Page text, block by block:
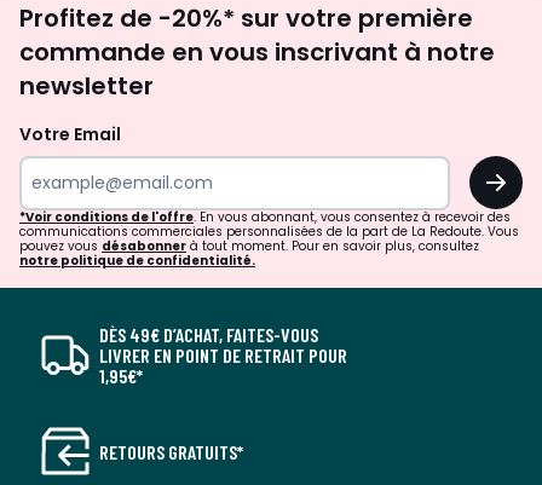
newsletter
Profitez de -20%* sur votre première
commande en vous inscrivant à notre
newsletter
Votre Email
OK
*Voir conditions de l'offre. En vous abonnant, vous consentez à recevoir des
communications commerciales personnalisées de la part de La Redoute. Vous
pouvez vous désabonner à tout moment. Pour en savoir plus, consultez
notre politique de confidentialité.
DÈS 49€ D’ACHAT, FAITES-VOUS
LIVRER EN POINT DE RETRAIT POUR
1,95€*
RETOURS GRATUITS*